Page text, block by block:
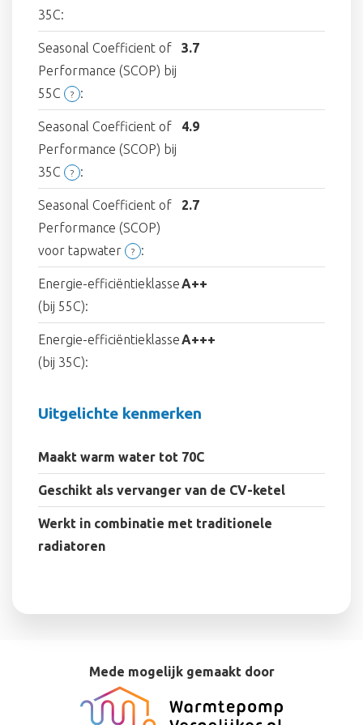
35C:
Seasonal Coefficient of
Performance (SCOP) bij
55C
? :
3.7
Seasonal Coefficient of
Performance (SCOP) bij
35C
? :
4.9
Seasonal Coefficient of
Performance (SCOP)
voor tapwater
? :
2.7
Energie-efficiëntieklasse
(bij 55C):
A++
Energie-efficiëntieklasse
(bij 35C):
A+++
Uitgelichte kenmerken
Maakt warm water tot 70C
Geschikt als vervanger van de CV-ketel
Werkt in combinatie met traditionele
radiatoren
Mede mogelijk gemaakt door